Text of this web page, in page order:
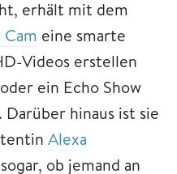
erhält mit dem
eine smarte
Videos erstellen
ein Echo Show
hinaus ist sie
Alexa
ob jemand an